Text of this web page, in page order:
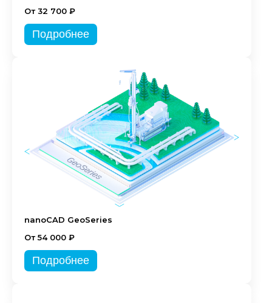
От 32 700 ₽
Подробнее
nanoCAD GeoSeries
От 54 000 ₽
Подробнее